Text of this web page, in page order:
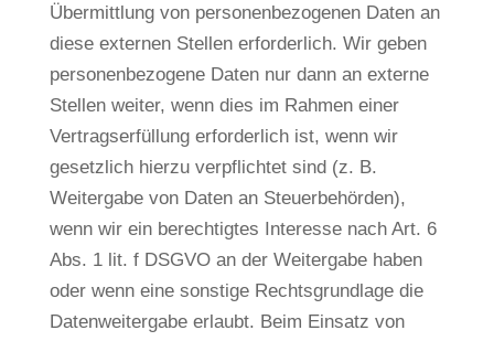
Übermittlung von personenbezogenen Daten an
diese externen Stellen erforderlich. Wir geben
personenbezogene Daten nur dann an externe
Stellen weiter, wenn dies im Rahmen einer
Vertragserfüllung erforderlich ist, wenn wir
gesetzlich hierzu verpflichtet sind (z. B.
Weitergabe von Daten an Steuerbehörden),
wenn wir ein berechtigtes Interesse nach Art. 6
Abs. 1 lit. f DSGVO an der Weitergabe haben
oder wenn eine sonstige Rechtsgrundlage die
Datenweitergabe erlaubt. Beim Einsatz von